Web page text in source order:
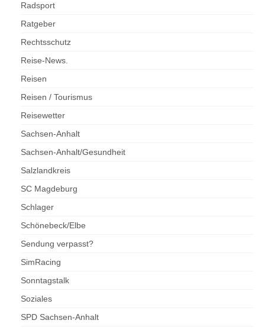
Radsport
Ratgeber
Rechtsschutz
Reise-News.
Reisen
Reisen / Tourismus
Reisewetter
Sachsen-Anhalt
Sachsen-Anhalt/Gesundheit
Salzlandkreis
SC Magdeburg
Schlager
Schönebeck/Elbe
Sendung verpasst?
SimRacing
Sonntagstalk
Soziales
SPD Sachsen-Anhalt